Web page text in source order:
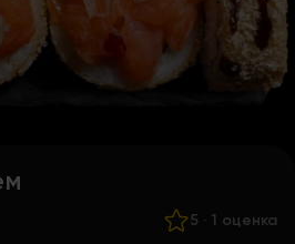
5 · 1 оценка